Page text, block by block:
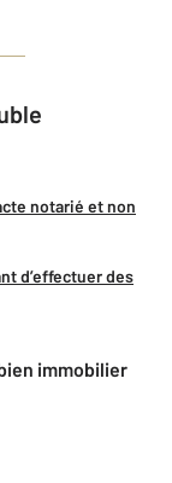
notarié et non
d’effectuer des
immobilier